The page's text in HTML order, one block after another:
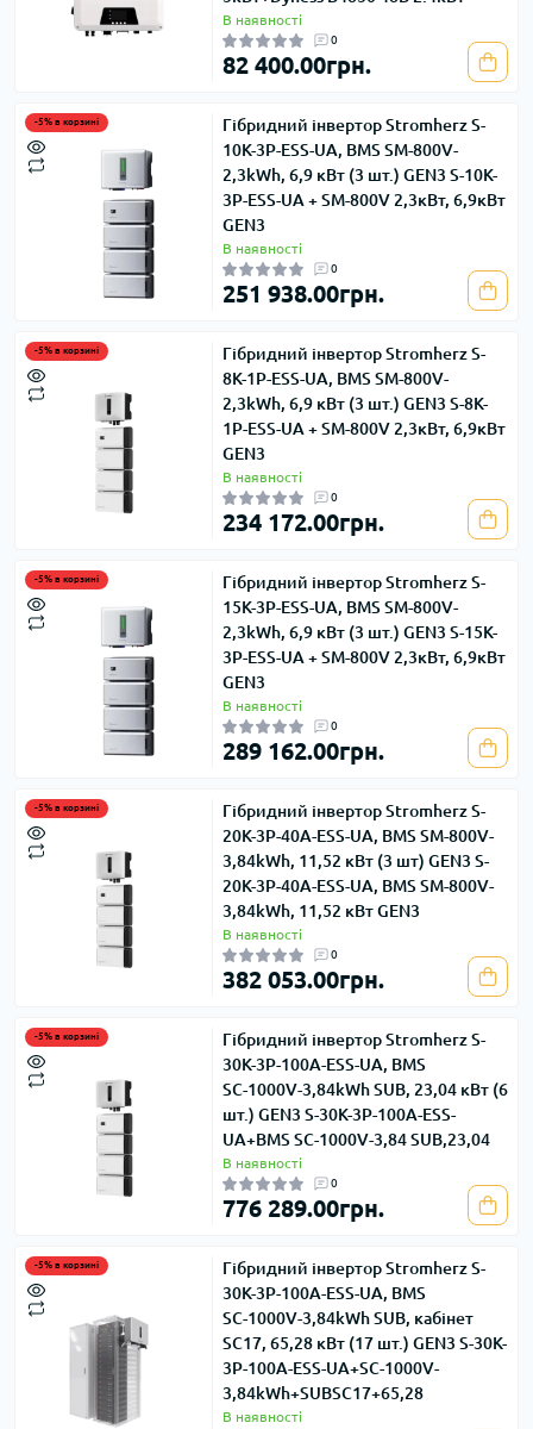
В наявності
0
82 400.00грн.
-5% в корзині
Гібридний інвертор Stromherz S-
10K-3Р-ESS-UA, BMS SM-800V-
2,3kWh, 6,9 кВт (3 шт.) GEN3 S-10K-
3Р-ESS-UA + SM-800V 2,3кВт, 6,9кВт
GEN3
В наявності
0
251 938.00грн.
-5% в корзині
Гібридний інвертор Stromherz S-
8K-1Р-ESS-UA, BMS SM-800V-
2,3kWh, 6,9 кВт (3 шт.) GEN3 S-8K-
1Р-ESS-UA + SM-800V 2,3кВт, 6,9кВт
GEN3
В наявності
0
234 172.00грн.
-5% в корзині
Гібридний інвертор Stromherz S-
15K-3Р-ESS-UA, BMS SM-800V-
2,3kWh, 6,9 кВт (3 шт.) GEN3 S-15K-
3Р-ESS-UA + SM-800V 2,3кВт, 6,9кВт
GEN3
В наявності
0
289 162.00грн.
-5% в корзині
Гібридний інвертор Stromherz S-
20K-3Р-40А-ESS-UA, BMS SM-800V-
3,84kWh, 11,52 кВт (3 шт) GEN3 S-
20K-3Р-40А-ESS-UA, BMS SM-800V-
3,84kWh, 11,52 кВт GEN3
В наявності
0
382 053.00грн.
-5% в корзині
Гібридний інвертор Stromherz S-
30K-3Р-100А-ESS-UA, BMS
SС-1000V-3,84kWh SUB, 23,04 кВт (6
шт.) GEN3 S-30K-3Р-100А-ESS-
UA+BMS SС-1000V-3,84 SUB,23,04
В наявності
0
776 289.00грн.
-5% в корзині
Гібридний інвертор Stromherz S-
30K-3Р-100А-ESS-UA, BMS
SС-1000V-3,84kWh SUB, кабінет
SC17, 65,28 кВт (17 шт.) GEN3 S-30K-
3Р-100А-ESS-UA+SС-1000V-
3,84kWh+SUBSC17+65,28
В наявності